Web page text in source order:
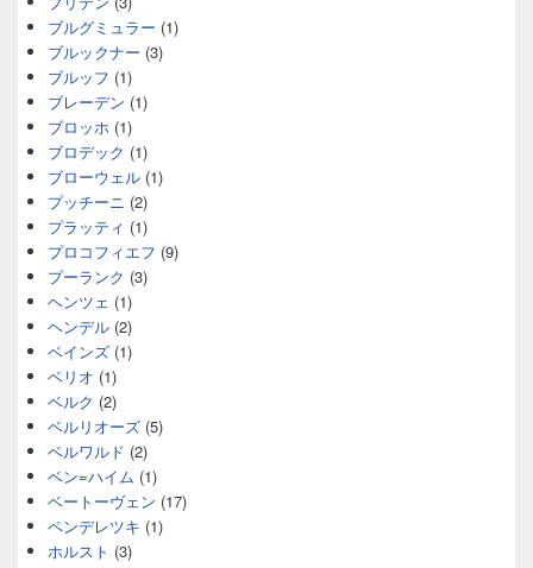
ブルグミュラー (1)
ブルックナー (3)
ブルッフ (1)
ブレーデン (1)
ブロッホ (1)
ブロデック (1)
ブローウェル (1)
プッチーニ (2)
プラッティ (1)
プロコフィエフ (9)
プーランク (3)
ヘンツェ (1)
ヘンデル (2)
ベインズ (1)
ベリオ (1)
ベルク (2)
ベルリオーズ (5)
ベルワルド (2)
ベン=ハイム (1)
ベートーヴェン (17)
ペンデレツキ (1)
ホルスト (3)